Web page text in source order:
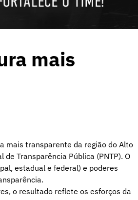
mais
mais transparente da região do Alto
Transparência Pública (PNTP). O
estadual e federal) e poderes
o resultado reflete os esforços da